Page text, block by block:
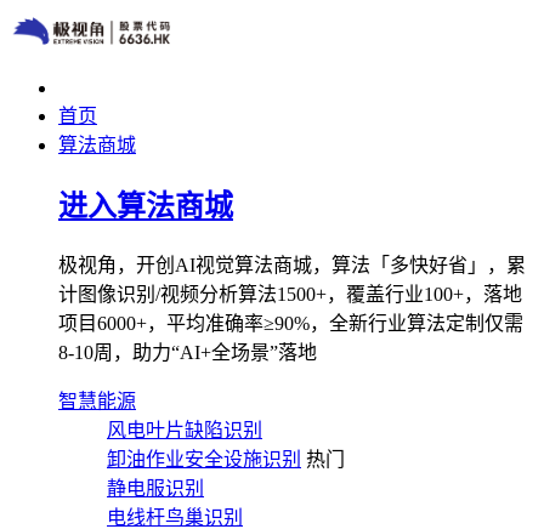
首页
算法商城
进入算法商城
极视角，开创AI视觉算法商城，算法「多快好省」，累
计图像识别/视频分析算法1500+，覆盖行业100+，落地
项目6000+，平均准确率≥90%，全新行业算法定制仅需
8-10周，助力“AI+全场景”落地
智慧能源
风电叶片缺陷识别
卸油作业安全设施识别 热门
静电服识别
电线杆鸟巢识别